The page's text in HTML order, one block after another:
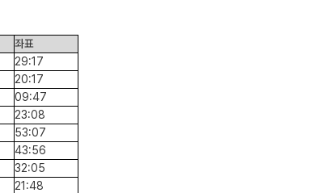
좌표
29:17
20:17
09:47
23:08
53:07
43:56
32:05
21:48